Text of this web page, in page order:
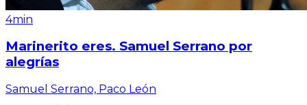
4min
Marinerito eres. Samuel Serrano por
alegrías
Samuel Serrano, Paco León